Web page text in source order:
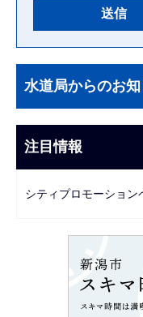
文
こ
ま
で
ビ
ゲ
ー
水道局からのお
注目情報
シティプロモーション